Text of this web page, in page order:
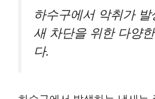
하수구에서 악취가
새 차단을 위한 다양
다.